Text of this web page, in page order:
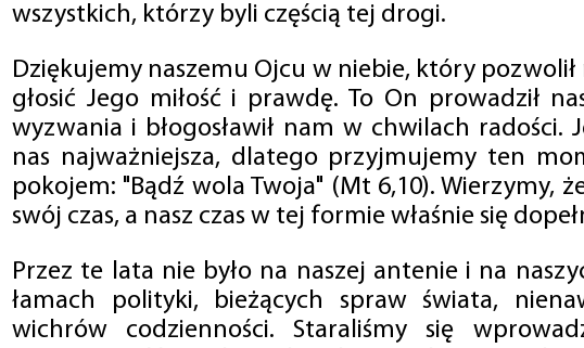
wszystkich, którzy byli częścią tej drogi.
Dziękujemy naszemu Ojcu w niebie, który
głosić Jego miłość i prawdę. To On prowadził
wyzwania i błogosławił nam w chwilach radości.
nas najważniejsza, dlatego przyjmujemy ten
pokojem: "Bądź wola Twoja" (Mt 6,10). Wierzymy,
swój czas, a nasz czas w tej formie właśnie się
Przez te lata nie było na naszej antenie i na
łamach polityki, bieżących spraw świata,
wichrów codzienności. Staraliśmy się